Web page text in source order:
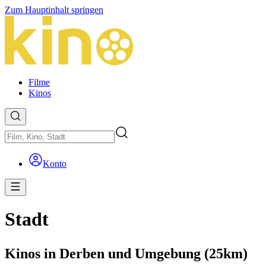
Zum Hauptinhalt springen
Filme
Kinos
Konto
Stadt
Kinos in Derben und Umgebung (25km)